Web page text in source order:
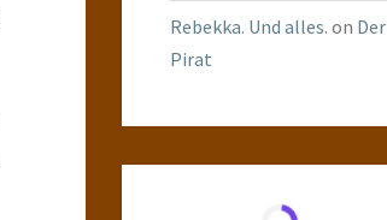
Rebekka. Und alles. on Der
Pirat